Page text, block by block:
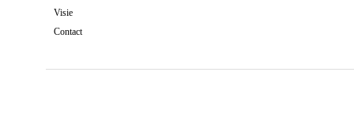
Visie
Contact